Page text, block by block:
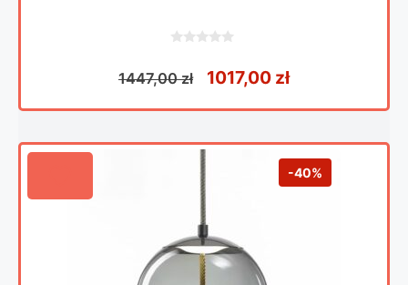
5
1447,00zł Pierwotna cena
1017,00 złAktualna
-40%